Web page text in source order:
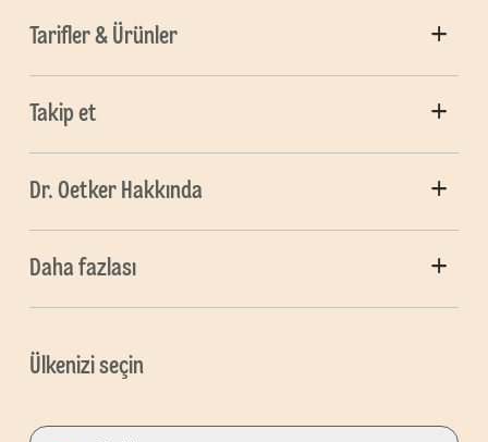
Tarifler & Ürünler
Takip et
Dr. Oetker Hakkında
Daha fazlası
Ülkenizi seçin